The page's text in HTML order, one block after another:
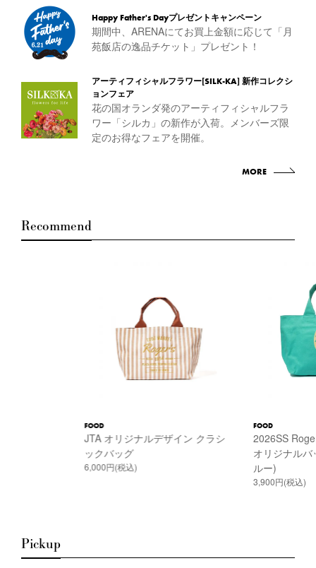
Happy Father's Dayプレゼントキャンペーン
期間中、ARENAにてお買上金額に応じて「月
苑飯店の逸品チケット」プレゼント！
アーティフィシャルフラワー[SILK-KA] 新作コレクシ
ョンフェア
花の国オランダ発のアーティフィシャルフラ
ワー「シルカ」の新作が入荷。メンバーズ限
定のお得なフェアを開催。
MORE
Recommend
FOOD
JTA オリジナルデザイン クラシ
ックバッグ
6,000円(税込)
FOOD
2026SS
オリジナル
ルー)
3,900円(税込)
Pickup